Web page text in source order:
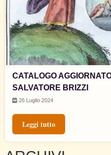
CATALOGO
SALVATORE BRIZZI
26 Luglio 2024
Leggi tutto